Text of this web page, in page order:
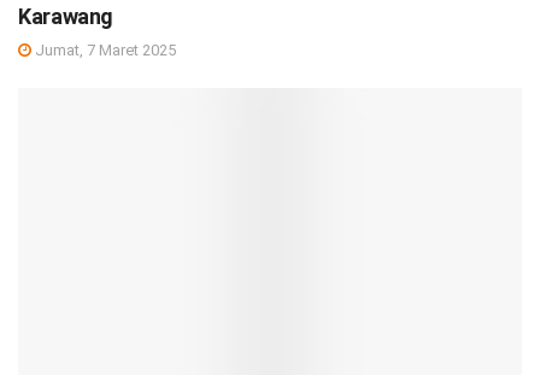
Karawang
Jumat, 7 Maret 2025